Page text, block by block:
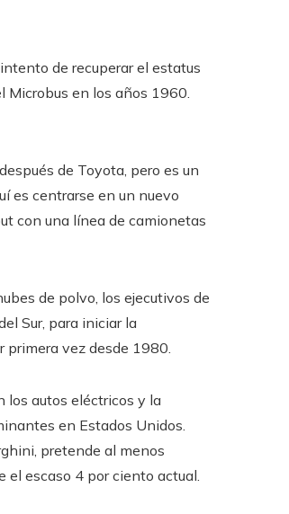
de recuperar el estatus
Microbus en los años 1960.
de Toyota, pero es un
es centrarse en un nuevo
con una línea de camionetas
de polvo, los ejecutivos de
Sur, para iniciar la
primera vez desde 1980.
los autos eléctricos y la
en Estados Unidos.
pretende al menos
el escaso 4 por ciento actual.